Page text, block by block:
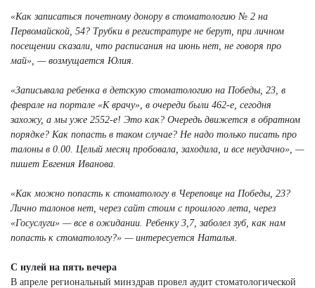
«Как записаться почетному донору в стоматологию № 2 на
Первомайской, 54? Трубки в регистратуре не берут, при личном
посещении сказали, что расписания на июнь нет, не говоря про
май», — возмущается Юлия.
«Записывала ребенка в детскую стоматологию на Победы, 23, в
феврале на портале «К врачу», в очереди были 462-е, сегодня
захожу, а мы уже 2552-е! Это как? Очередь движется в обратном
порядке? Как попасть в таком случае? Не надо только писать про
талоны в 0.00. Целый месяц пробовала, заходила, и все неудачно», —
пишет Евгения Иванова.
«Как можно попасть к стоматологу в Череповце на Победы, 23?
Лично талонов нет, через сайт стоим с прошлого лета, через
«Госуслуги» — все в ожидании. Ребенку 3,7, заболел зуб, как нам
попасть к стоматологу?» — интересуется Наталья.
С нулей на пять вечера
В апреле региональный минздрав провел аудит стоматологической